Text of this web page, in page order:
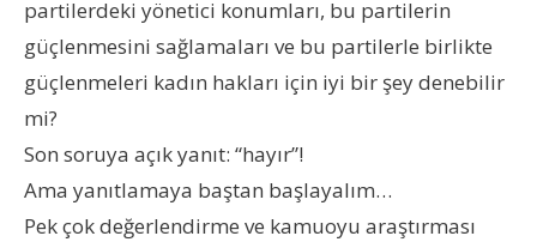
partilerdeki yönetici konumları, bu partilerin
güçlenmesini sağlamaları ve bu partilerle birlikte
güçlenmeleri kadın hakları için iyi bir şey denebilir
mi?
Son soruya açık yanıt: “hayır”!
Ama yanıtlamaya baştan başlayalım…
Pek çok değerlendirme ve kamuoyu araştırması